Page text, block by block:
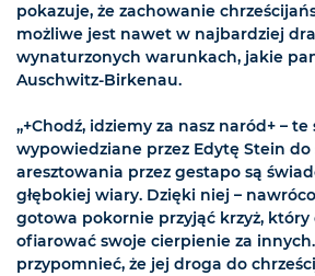
pokazuje, że zachowanie
możliwe jest nawet w najbardziej
wynaturzonych warunkach, jakie
Auschwitz-Birkenau.
„+Chodź, idziemy za nasz naród+ – te
wypowiedziane przez Edytę Stein
aresztowania przez gestapo są
głębokiej wiary. Dzięki niej –
gotowa pokornie przyjąć krzyż, który
ofiarować swoje cierpienie za
przypomnieć, że jej droga do